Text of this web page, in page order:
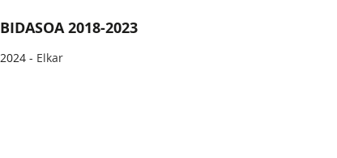
BIDASOA 2018-2023
2024 - Elkar